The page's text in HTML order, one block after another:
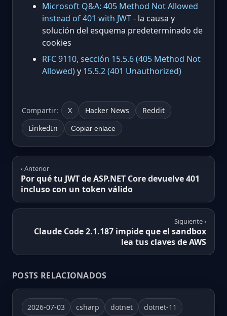
Microsoft Q&A: 405 Method Not Allowed
instead of 401 with JWT- la causa y
solución del esquema predeterminado de
cookies
RFC 9110, sección 15.5.6 (405 Method Not
Allowed)y 15.5.2 (401 Unauthorized)
Compartir: X Hacker News
Reddit
LinkedIn
Copiar enlace
‹ Anterior
Por qué tu JWT de ASP.NET Core devuelve 401
incluso con un token válido
Siguiente ›
Claude Code 2.1.187 impide que el sandbox
lea tus claves de AWS
POSTS RELACIONADOS
2026-07-03 csharp dotnet dotnet-11